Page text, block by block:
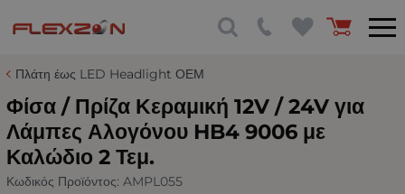
Πλάτη έως LED Headlight ΟΕΜ
Φίσα / Πρίζα Κεραμική 12V / 24V για
Λάμπες Αλογόνου HB4 9006 με
Καλώδιο 2 Τεμ.
Κωδικός Προϊόντος: AMPL055